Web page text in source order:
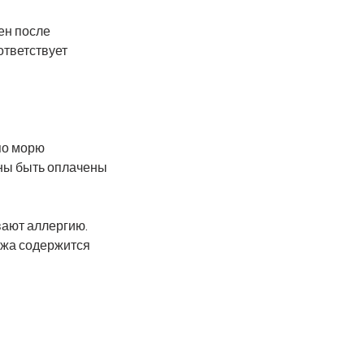
после
морю
быть оплачены
аллергию.
содержится